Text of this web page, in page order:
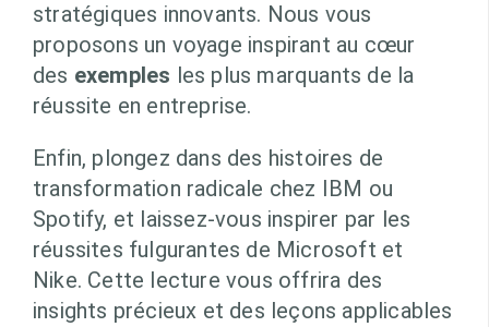
stratégiques innovants. Nous vous
proposons un voyage inspirant au cœur
des exemples les plus marquants de la
réussite en entreprise.
Enfin, plongez dans des histoires de
transformation radicale chez IBM ou
Spotify, et laissez-vous inspirer par les
réussites fulgurantes de Microsoft et
Nike. Cette lecture vous offrira des
insights précieux et des leçons applicables